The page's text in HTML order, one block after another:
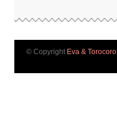
© Copyright Eva & Torocoro